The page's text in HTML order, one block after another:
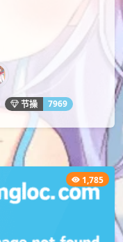
节操 7969
1,785